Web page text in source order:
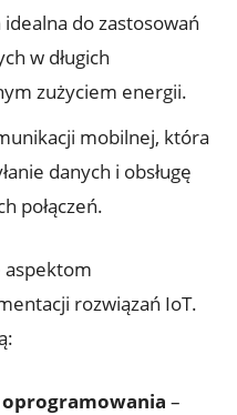
do zastosowań
w długich
zużyciem energii.
mobilnej, która
danych i obsługę
połączeń.
aspektom
rozwiązań IoT.
–